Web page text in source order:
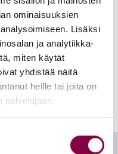
ominaisuuksien
Lisäksi
ja analytiikka-
miten käytät
yhdistää näitä
heille tai joita on
palvelujaan.